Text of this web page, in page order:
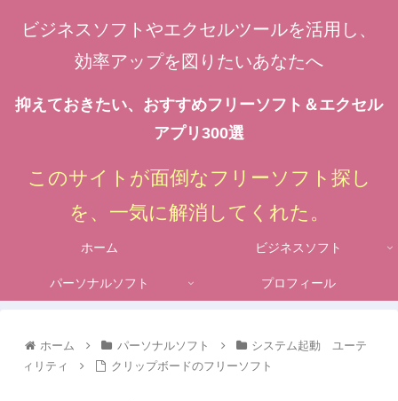
ビジネスソフトやエクセルツールを活用し、
効率アップを図りたいあなたへ
抑えておきたい、おすすめフリーソフト＆エクセル
アプリ300選
このサイトが面倒なフリーソフト探し
を、一気に解消してくれた。
ホーム ビジネスソフト
パーソナルソフト プロフィール
ホーム パーソナルソフト
システム起動 ユーテ
ィリティ
クリップボードのフリーソフト